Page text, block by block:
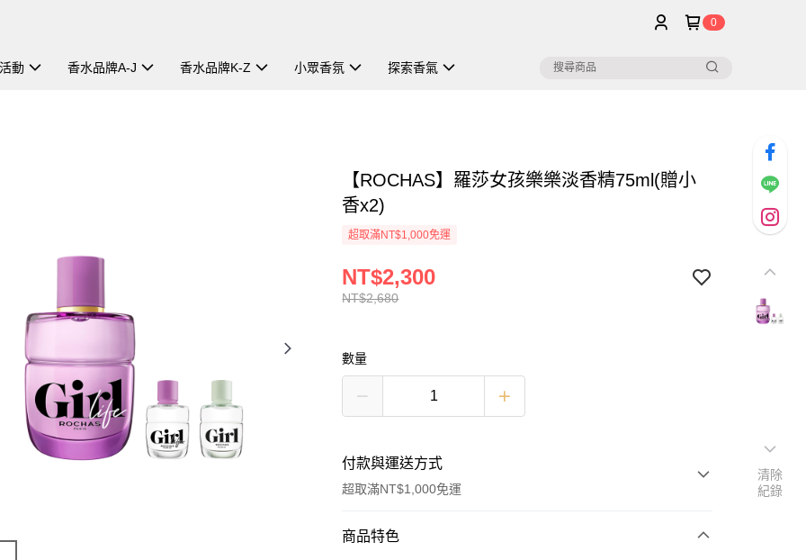
0
動 香水品牌A-J 香水品牌K-Z 小眾香氛 探索香氣
【ROCHAS】羅莎女孩樂樂淡香精75ml(贈小
香x2)
超取滿NT$1,000免運
NT$2,680
NT$2,300
數量
付款與運送方式
超取滿NT$1,000免運
付款方式
商品特色
清除
紀錄